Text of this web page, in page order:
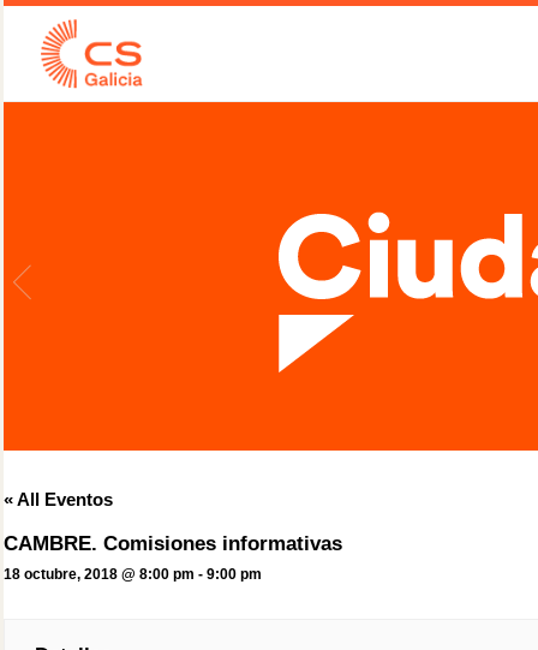
« All Eventos
CAMBRE. Comisiones informativas
18 octubre, 2018 @ 8:00 pm - 9:00 pm